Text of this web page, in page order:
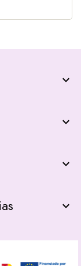
keyboard_arrow_down


